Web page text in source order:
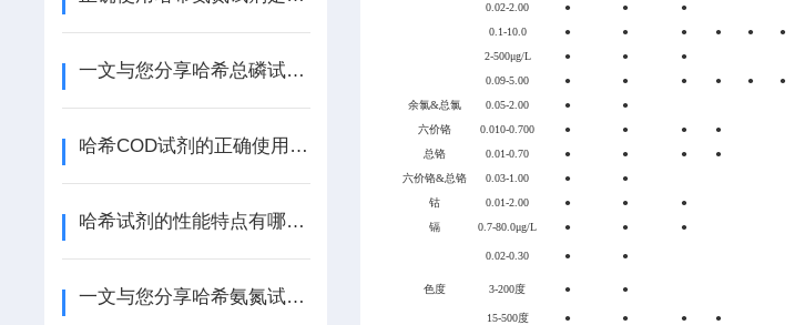
一文与您分享哈希总磷试剂的规范使用方法
哈希COD试剂的正确使用步骤及其注意事项介绍
哈希试剂的性能特点有哪些？
一文与您分享哈希氨氮试剂的正确存放建议
0.02-2.00
● ● ●
0.1-10.0
● ● ● ● ● ●
2-500μg/L
● ● ●
0.09-5.00
● ● ● ● ● ●
余氯&总氯
0.05-2.00 ● ●
六价铬
0.010-0.700 ● ● ● ●
总铬
0.01-0.70 ● ● ● ●
六价铬&总铬
0.03-1.00 ● ●
钴
0.01-2.00 ● ● ●
镉
0.7-80.0μg/L ● ● ●
0.02-0.30 ● ●
色度
3-200度 ● ●
15-500度
● ● ● ●